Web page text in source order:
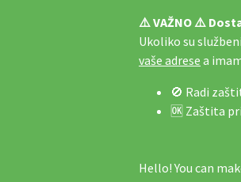
⚠️ VAŽNO ⚠️
Ukoliko su
vaše adrese a
🚫 Radi
🆗 Zaštita
Hello! You can